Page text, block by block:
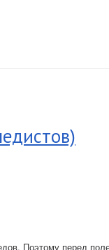
Поэтому перед